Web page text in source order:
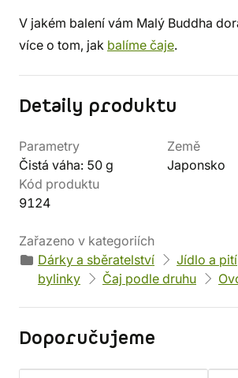
V jakém balení vám Malý Buddha
více o tom, jak balíme čaje.
Detaily produktu
Parametry
Čistá váha: 50 g
Země
Japonsko
Kód produktu
9124
Zařazeno v kategoriích
Dárky a sběratelství
Jídlo a pití
bylinky
Čaj podle druhu
Doporučujeme